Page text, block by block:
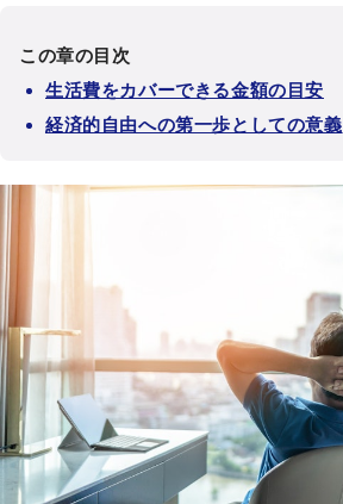
この章の目次
生活費をカバーできる金額の目安
経済的自由への第一歩としての意義